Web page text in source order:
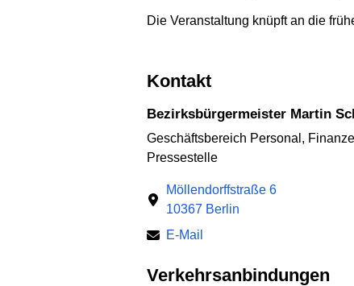
Die Veranstaltung knüpft an die
Kontakt
Bezirksbürgermeister Martin
Geschäftsbereich Personal,
Pressestelle
Möllendorffstraße 6
10367 Berlin
E-Mail
Verkehrsanbindungen